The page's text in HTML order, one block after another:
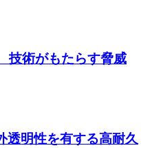
技術がもたらす脅威
透明性を有する高耐久